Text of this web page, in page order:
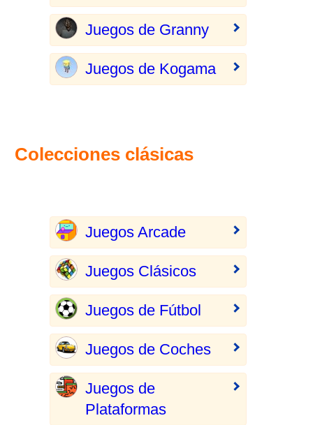
Juegos de Granny
Juegos de Kogama
Colecciones clásicas
Juegos Arcade
Juegos Clásicos
Juegos de Fútbol
Juegos de Coches
Juegos de
Plataformas